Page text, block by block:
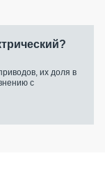
их доля в
с